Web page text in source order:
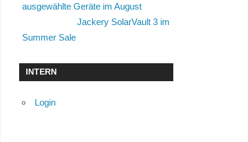
ausgewählte Geräte im August
Jackery SolarVault 3 im
Summer Sale
INTERN
Login